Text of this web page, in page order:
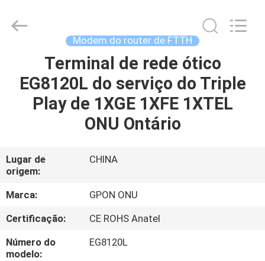
PRODUTOS
NÓS
EXCURSÃO
DA
FÁBRICA
LIMITED.
Modem do router de FTTH
Terminal de rede ótico
EG8120L do serviço do Triple
Play de 1XGE 1XFE 1XTEL
ONU Ontário
Lugar de
origem:
CHINA
Marca:
GPON ONU
Certificação:
CE ROHS Anatel
Número do
modelo:
EG8120L